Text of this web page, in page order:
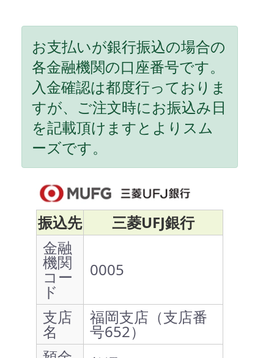
お支払いが銀行振込の場合の
各金融機関の口座番号です。
入金確認は都度行っておりま
すが、ご注文時にお振込み日
を記載頂けますとよりスム
ーズです。
振込先
三菱UFJ銀行
金融
機関
コー
ド
0005
支店
名
福岡支店（支店番
号652）